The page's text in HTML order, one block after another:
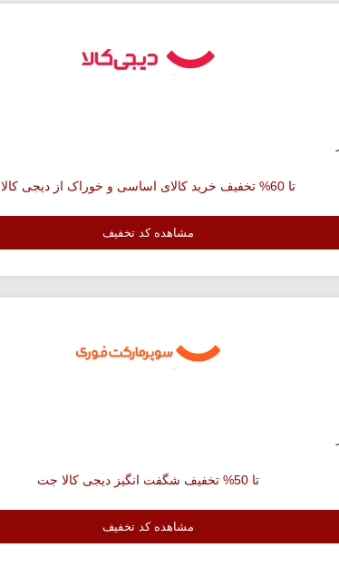
تا 60% تخفیف خرید کالای اساسی و خوراک از دیجی کالا
مشاهده کد تخفیف
تا 50% تخفیف شگفت انگیز دیجی کالا جت
مشاهده کد تخفیف